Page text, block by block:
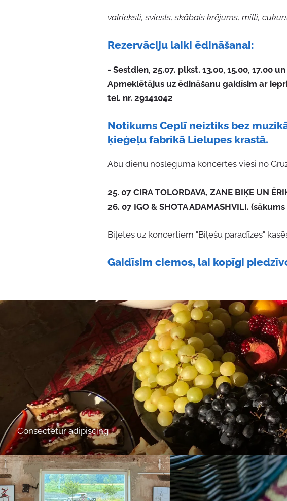
valrieksti, sviests, skābais krējums, milti,
Rezervāciju laiki ēdināšanai:
- Sestdien, 25.07. plkst. 13.00, 15.00, 17.00
Apmeklētājus uz ēdināšanu gaidīsim ar
tel. nr. 29141042
Notikums Ceplī neiztiks bez
ķieģeļu fabrikā Lielupes krastā.
Abu dienu noslēgumā koncertēs viesi no
25. 07 CIRA TOLORDAVA, ZANE BIĶE UN
26. 07 IGO & SHOTA ADAMASHVILI.
Biļetes uz koncertiem "Biļešu paradīzes"
Gaidīsim ciemos, lai kopīgi
Consectetur adipiscing